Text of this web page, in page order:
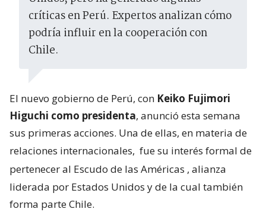
críticas en Perú. Expertos analizan cómo
podría influir en la cooperación con
Chile.
El nuevo gobierno de Perú, con Keiko Fujimori
Higuchi como presidenta, anunció esta semana
sus primeras acciones. Una de ellas, en materia de
relaciones internacionales, fue su interés formal de
pertenecer al Escudo de las Américas , alianza
liderada por Estados Unidos y de la cual también
forma parte Chile.